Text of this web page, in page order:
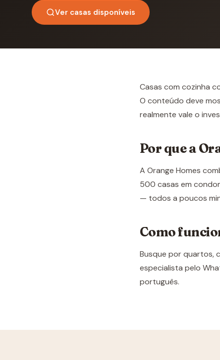
Ver casas disponíveis
Casas com cozinha
O conteúdo deve
realmente vale o
Por que a
A Orange Homes
500 casas em
— todos a poucos
Como
Busque por quartos,
especialista pelo
português.